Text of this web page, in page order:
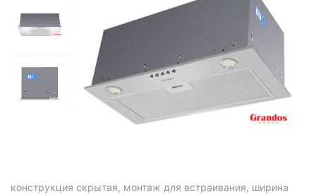
конструкция скрытая, монтаж для встраивания, ширина